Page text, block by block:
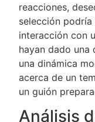
reacciones,
selección
interacción con
hayan dado una
una dinámica
acerca de un
un guión
Análisis